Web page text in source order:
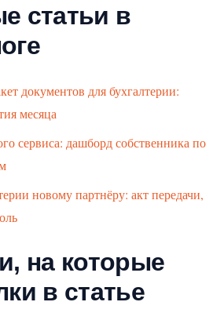
статьи в
документов для бухгалтерии:
месяца
сервиса: дашборд собственника по
новому партнёру: акт передачи,
на которые
в статье